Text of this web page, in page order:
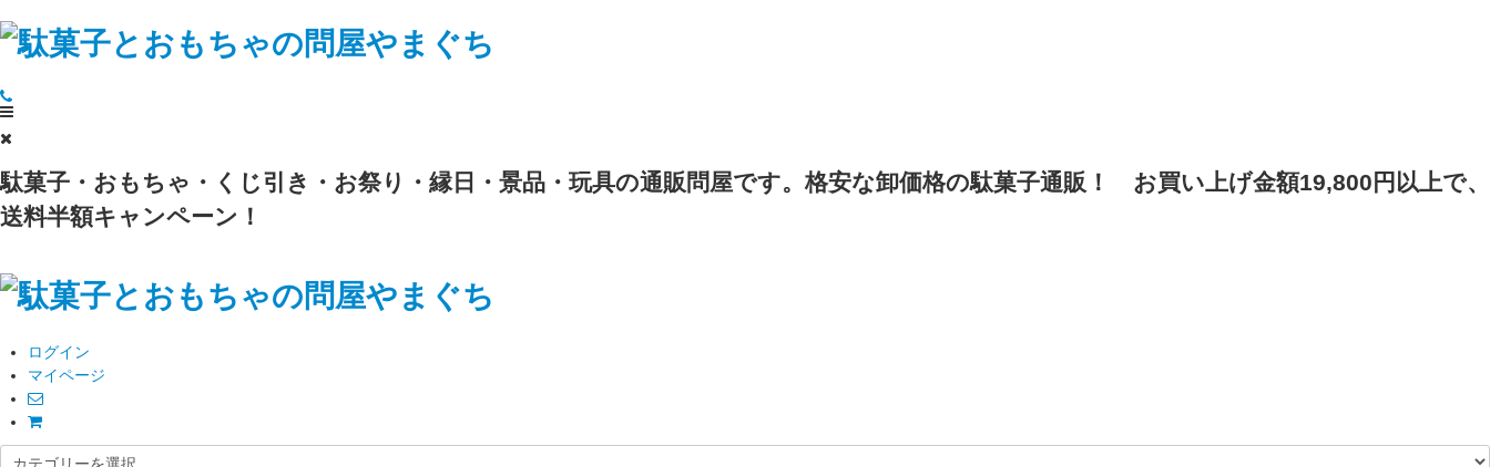
駄菓子・おもちゃ・くじ引き・お祭り・縁日・景品・玩具の通販問屋です。格安な卸価格の駄菓子通販！
お買い上げ金額19,800円以上で、
送料半額キャンペーン！
ログイン
マイページ